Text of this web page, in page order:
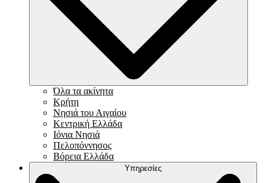
Όλα τα ακίνητα
Κρήτη
Νησιά του Αιγαίου
Κεντρική Ελλάδα
Ιόνια Νησιά
Πελοπόννησος
Βόρεια Ελλάδα
Υπηρεσίες